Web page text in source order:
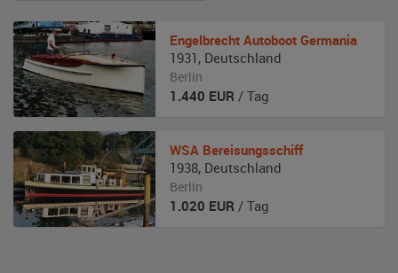
Engelbrecht Autoboot Germania
1931 , Deutschland
Berlin
1.440 EUR / Tag
WSA Bereisungsschiff
1938, Deutschland
Berlin
1.020 EUR / Tag